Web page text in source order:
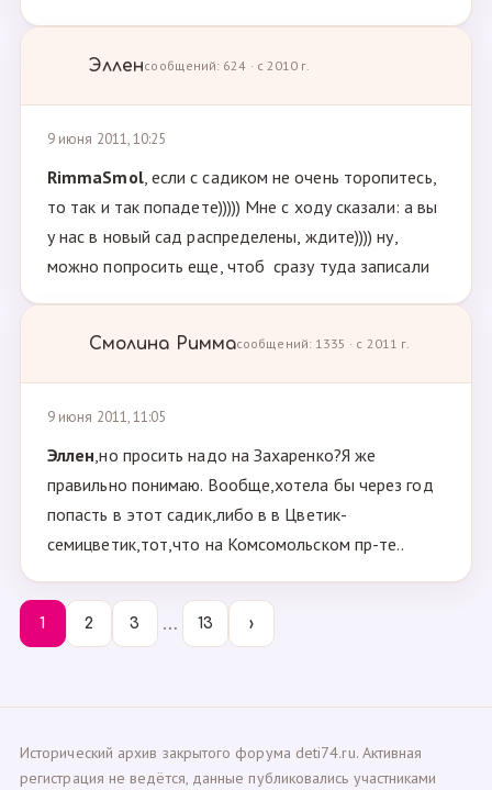
Элленсообщений: 624 · с 2010 г.
9 июня 2011, 10:25
RimmaSmol, если с садиком не очень торопитесь,
то так и так попадете))))) Мне с ходу сказали: а вы
у нас в новый сад распределены, ждите)))) ну,
можно попросить еще, чтоб сразу туда записали
Смолина Риммасообщений: 1335 · с 2011 г.
9 июня 2011, 11:05
Эллен,но просить надо на Захаренко?Я же
правильно понимаю. Вообще,хотела бы через год
попасть в этот садик,либо в в Цветик-
семицветик,тот,что на Комсомольском пр-те..
1 2 3 … 13 ›
Исторический архив закрытого форума deti74.ru. Активная
регистрация не ведётся, данные публиковались участниками